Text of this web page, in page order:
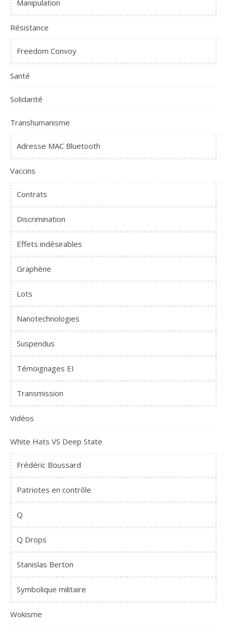
Manipulation
Résistance
Freedom Convoy
Santé
Solidarité
Transhumanisme
Adresse MAC Bluetooth
Vaccins
Contrats
Discrimination
Effets indésirables
Graphène
Lots
Nanotechnologies
Suspendus
Témoignages EI
Transmission
Vidéos
White Hats VS Deep State
Frédéric Boussard
Patriotes en contrôle
Q
Q Drops
Stanislas Berton
Symbolique militaire
Wokisme